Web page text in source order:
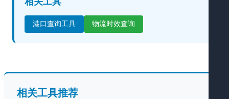
港口查询工具 物流时效查询
相关工具推荐